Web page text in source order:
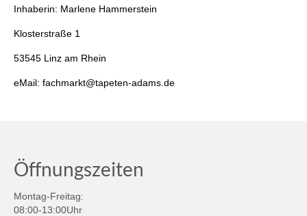
Sortiment
Über Uns
Fotos
Inhaberin: Marlene Hammerstein
Klosterstraße 1
53545 Linz am Rhein
eMail: fachmarkt@tapeten-adams.de
Öffnungszeiten
Montag-Freitag:
08:00-13:00Uhr